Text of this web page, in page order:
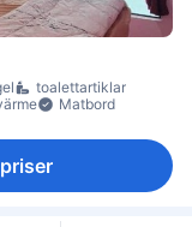
toalettartiklar
Matbord